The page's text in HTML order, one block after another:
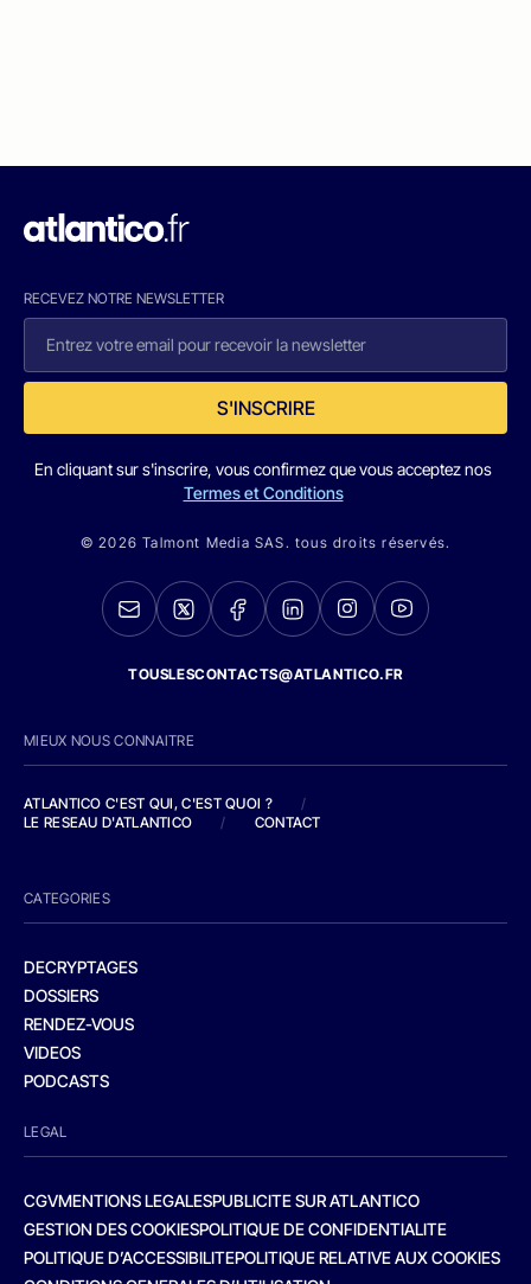
RECEVEZ NOTRE NEWSLETTER
S'INSCRIRE
En cliquant sur s'inscrire, vous confirmez que vous acceptez nos
Termes et Conditions
© 2026 Talmont Media SAS. tous droits réservés.
TOUSLESCONTACTS@ATLANTICO.FR
MIEUX NOUS CONNAITRE
ATLANTICO C'EST QUI, C'EST QUOI ?
/
LE RESEAU D'ATLANTICO
/ CONTACT
CATEGORIES
DECRYPTAGES
DOSSIERS
RENDEZ-VOUS
VIDEOS
PODCASTS
LEGAL
CGVMENTIONS LEGALESPUBLICITE SUR ATLANTICO
GESTION DES COOKIESPOLITIQUE DE CONFIDENTIALITE
POLITIQUE D’ACCESSIBILITEPOLITIQUE RELATIVE AUX COOKIES